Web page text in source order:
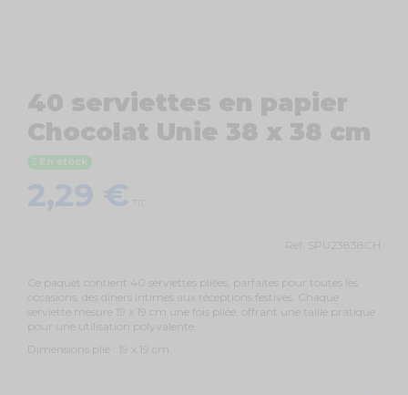
40 serviettes en papier
Chocolat Unie 38 x 38 cm
En stock
2,29 €
Ref. SPU23838CH
Ce paquet contient 40 serviettes pliées, parfaites pour toutes les
occasions, des dîners intimes aux réceptions festives. Chaque
serviette mesure 19 x 19 cm une fois pliée, offrant une taille pratique
pour une utilisation polyvalente.
Dimensions plié : 19 x 19 cm.